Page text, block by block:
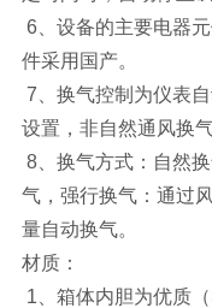
6、设备的主要电器
件采用国产。
7、换气控制为仪表
设置，非自然通风换气
8、换气方式：自然
气，强行换气：通过
量自动换气。
材质：
1、箱体内胆为优质